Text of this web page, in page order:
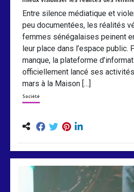
Entre silence médiatique et
peu documentées, les réalités
femmes sénégalaises peinent
leur place dans l’espace public.
manque, la plateforme
officiellement lancé ses
mars à la Maison […]
Société